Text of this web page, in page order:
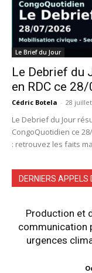
Le Brief du Jour
Le Debrief du
en RDC ce
Cédric Botela - 28
Le Debrief du Jour
CongoQuotidien ce
: retrouvez les faits
DERNIERS APPELS
Production et
communication
urgences